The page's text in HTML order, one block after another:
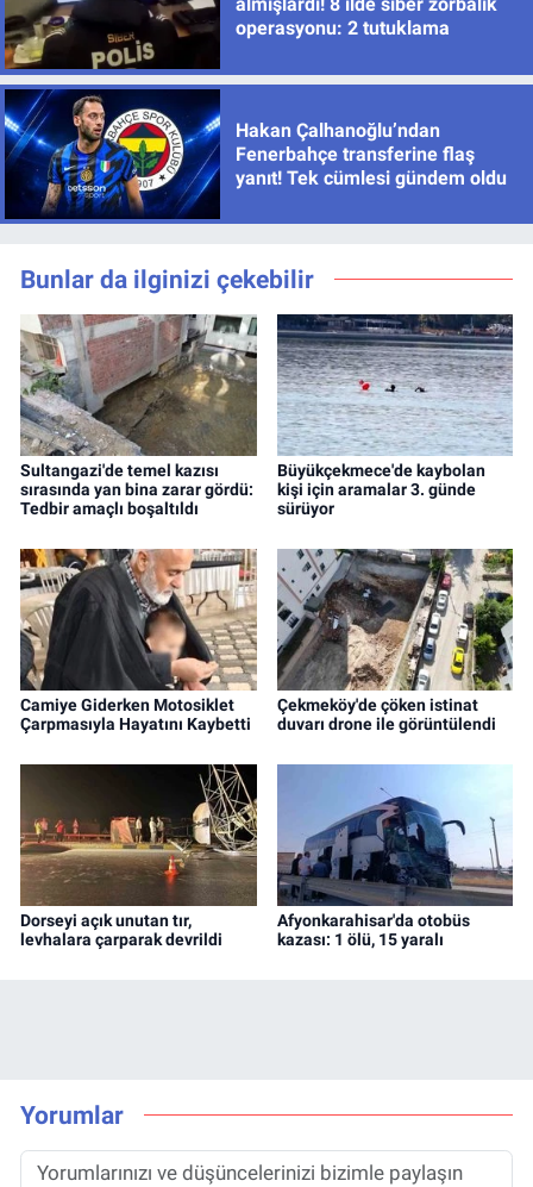
operasyonu: 2 tutuklama
Hakan Çalhanoğlu’ndan
Fenerbahçe transferine flaş
yanıt! Tek cümlesi gündem oldu
Bunlar da ilginizi çekebilir
Sultangazi'de temel kazısı
sırasında yan bina zarar gördü:
Tedbir amaçlı boşaltıldı
Büyükçekmece'de kaybolan
kişi için aramalar 3. günde
sürüyor
Camiye Giderken Motosiklet
Çarpmasıyla Hayatını Kaybetti
Çekmeköy'de çöken istinat
duvarı drone ile görüntülendi
Dorseyi açık unutan tır,
levhalara çarparak devrildi
Afyonkarahisar'da otobüs
kazası: 1 ölü, 15 yaralı
Yorumlar